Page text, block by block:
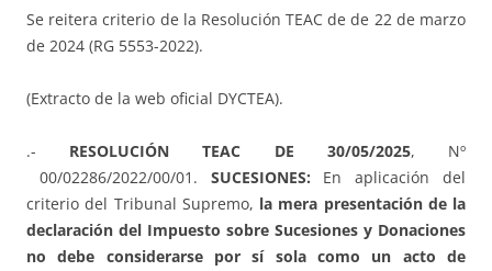
Se reitera criterio de la Resolución TEAC de de 22 de marzo
de 2024 (RG 5553-2022).
(Extracto de la web oficial DYCTEA).
.- RESOLUCIÓN TEAC DE 30/05/2025, Nº
00/02286/2022/00/01. SUCESIONES: En aplicación del
criterio del Tribunal Supremo, la mera presentación de la
declaración del Impuesto sobre Sucesiones y Donaciones
no debe considerarse por sí sola como un acto de